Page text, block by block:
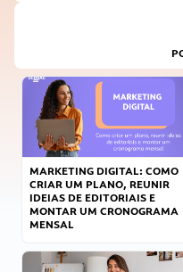
MARKETING DIGITAL: COMO
CRIAR UM PLANO, REUNIR
IDEIAS DE EDITORIAIS E
MONTAR UM CRONOGRAMA
MENSAL